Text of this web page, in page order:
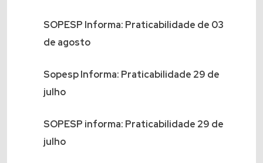
SOPESP Informa: Praticabilidade de 03
de agosto
Sopesp Informa: Praticabilidade 29 de
julho
SOPESP informa: Praticabilidade 29 de
julho